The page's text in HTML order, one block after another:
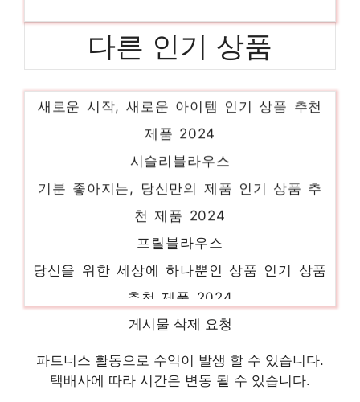
다른 인기 상품
샤스커트
새로운 시작, 새로운 아이템 인기 상품 추천
제품 2024
시슬리블라우스
기분 좋아지는, 당신만의 제품 인기 상품 추
천 제품 2024
프릴블라우스
여름트위드자켓
제품 2024
si원피스
게시물 삭제 요청
파트너스 활동으로 수익이 발생 할 수 있습니다.
택배사에 따라 시간은 변동 될 수 있습니다.